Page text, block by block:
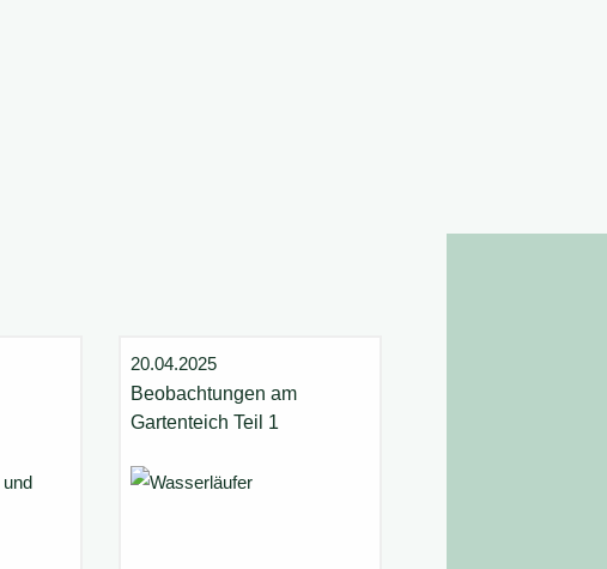
20.04.2025
Beobachtungen am
Gartenteich Teil 1